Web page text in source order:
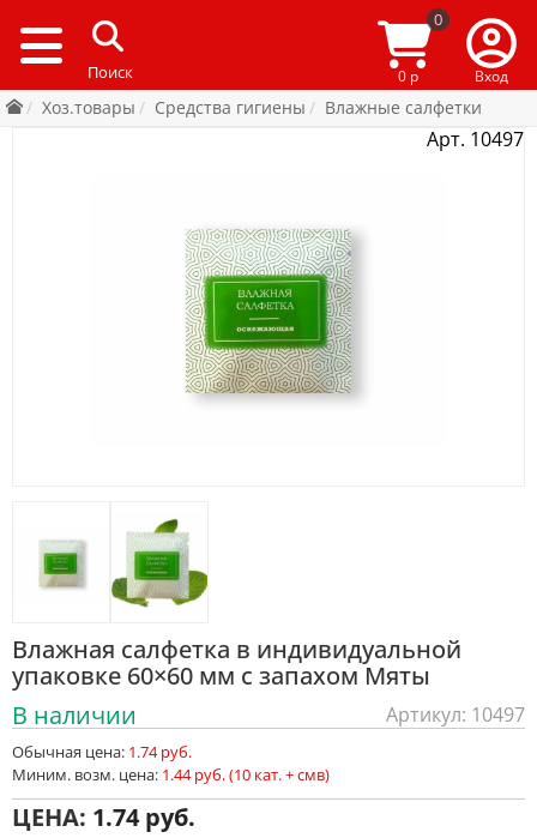
0
0 р Вход
Хоз.товары Средства гигиены Влажные салфетки
Арт. 10497
Влажная салфетка в индивидуальной
упаковке 60×60 мм с запахом Мяты
В наличии
Артикул: 10497
Обычная цена: 1.74 руб.
Миним. возм. цена: 1.44 руб. (10 кат. + смв)
ЦЕНА: 1.74